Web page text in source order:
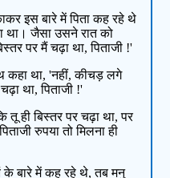
इस बारे में पिता कह रहे थे
था। जैसा उसने रात को
पर मैं चढ़ा था, पिताजी !'
कहा था, 'नहीं, कीचड़ लगे
था, पिताजी !'
तू ही बिस्तर पर चढ़ा था, पर
रुपया तो मिलना ही
के बारे में कह रहे थे, तब मनु